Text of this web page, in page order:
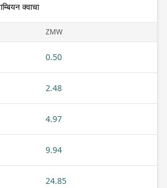
क्वाचा
ZMW
0.50
2.48
4.97
9.94
24.85